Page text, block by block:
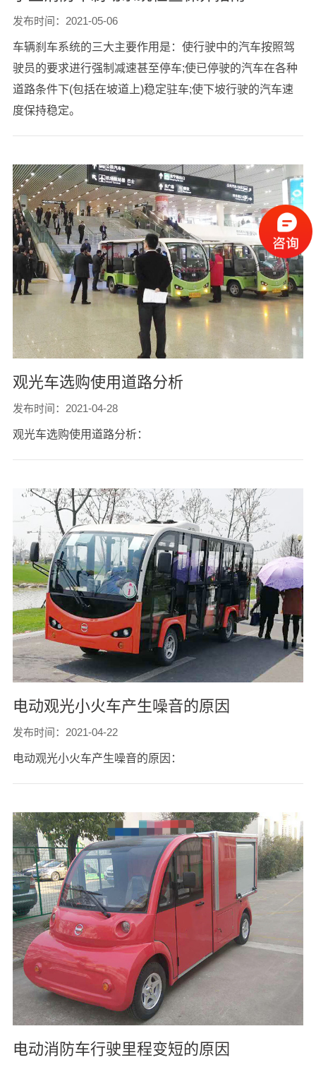
发布时间：2021-05-06
车辆刹车系统的三大主要作用是：使行驶中的汽车按照驾
驶员的要求进行强制减速甚至停车;使已停驶的汽车在各种
道路条件下(包括在坡道上)稳定驻车;使下坡行驶的汽车速
度保持稳定。
观光车选购使用道路分析
发布时间：2021-04-28
观光车选购使用道路分析：
电动观光小火车产生噪音的原因
发布时间：2021-04-22
电动观光小火车产生噪音的原因：
电动消防车行驶里程变短的原因